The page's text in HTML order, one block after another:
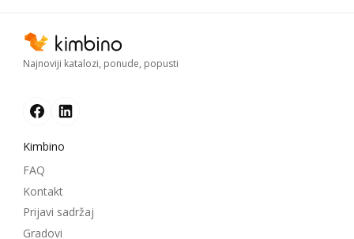
Najnoviji katalozi, ponude, popusti
Kimbino
FAQ
Kontakt
Prijavi sadržaj
Gradovi